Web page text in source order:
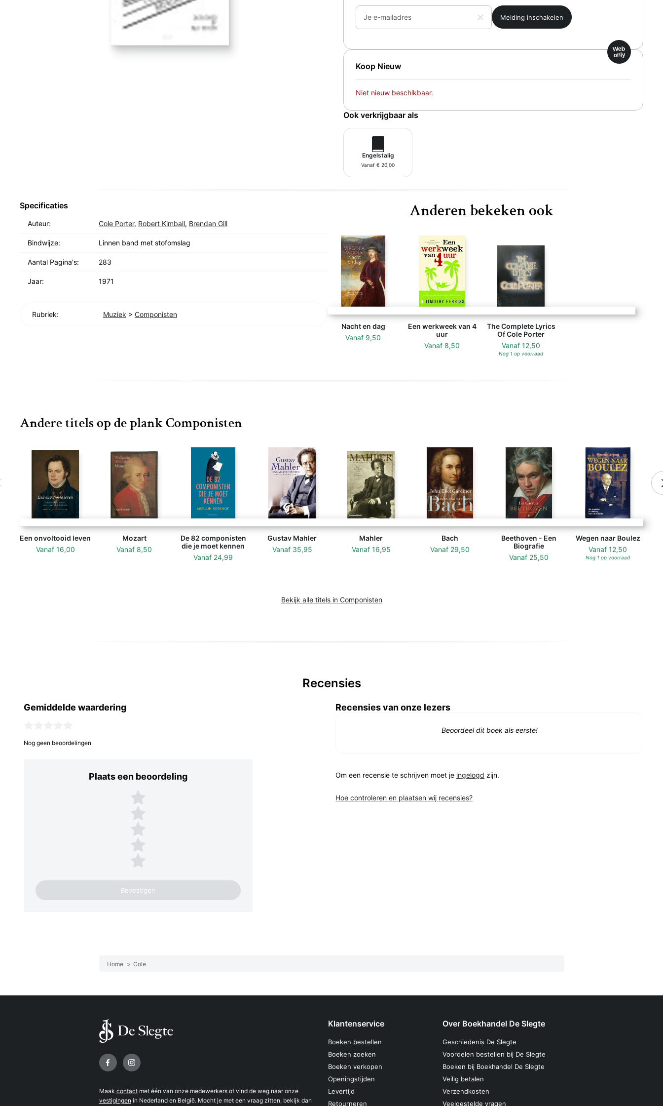
Je e-mailadres
Koop Nieuw
Web
only
Niet nieuw beschikbaar.
Ook verkrijgbaar als
Engelstalig
Vanaf € 20,00
Anderen bekeken ook
Nacht en dag
Vanaf 9,50
Een werkweek van 4
uur
Vanaf 8,50
The Complete Lyrics
Of Cole Porter
Vanaf 12,50
Nog 1 op voorraad
Specificaties
Auteur: Cole Porter, Robert Kimball, Brendan Gill
Bindwijze: Linnen band met stofomslag
Aantal Pagina's: 283
Jaar: 1971
Rubriek: Muziek > Componisten
Andere titels op de plank Componisten
Een onvoltooid leven
Vanaf 16,00
Mozart
Vanaf 8,50
De 82 componisten
die je moet kennen
Vanaf 24,99
Gustav Mahler
Vanaf 35,95
Mahler
Vanaf 16,95
Bach
Vanaf 29,50
Beethoven - Een
Biografie
Vanaf 25,50
Wegen naar Boulez
Vanaf 12,50
Nog 1 op voorraad
Bekijk alle titels in Componisten
Recensies
Gemiddelde waardering
Nog geen beoordelingen
Plaats een beoordeling
Plaats een beoordeling
5 sterren
4 sterren
3 sterren
2 sterren
1 ster
Recensies van onze lezers
Beoordeel dit boek als eerste!
Om een recensie te schrijven moet je ingelogd zijn.
Hoe controleren en plaatsen wij recensies?
Home > Cole
Volg ons op
Maak contactmet één van onze medewerkers of vind de weg naar onze
vestigingen in Nederland en België. Mocht je met een vraag zitten, bekijk dan
Klantenservice
Boeken bestellen
Boeken zoeken
Boeken verkopen
Openingstijden
Levertijd
Retourneren
Over Boekhandel De Slegte
Geschiedenis De Slegte
Voordelen bestellen bij De Slegte
Boeken bij Boekhandel De Slegte
Veilig betalen
Verzendkosten
Veelgestelde vragen